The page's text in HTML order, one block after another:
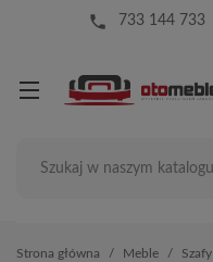
local_phone 733 144 733
Strona główna Meble Szafy